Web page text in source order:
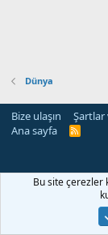
Dünya
Bize ulaşın Şartlar
Ana sayfa
R
Bu site çerezler